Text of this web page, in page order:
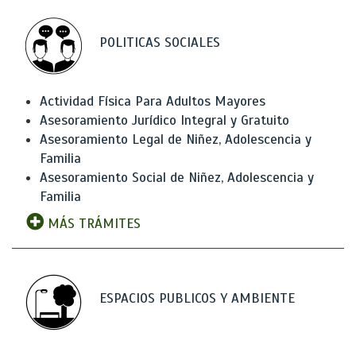
POLITICAS SOCIALES
Actividad Física Para Adultos Mayores
Asesoramiento Jurídico Integral y Gratuito
Asesoramiento Legal de Niñez, Adolescencia y
Familia
Asesoramiento Social de Niñez, Adolescencia y
Familia
MÁS TRÁMITES
ESPACIOS PUBLICOS Y AMBIENTE